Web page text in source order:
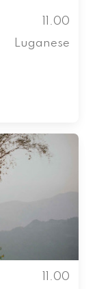
11.00
Luganese
11.00